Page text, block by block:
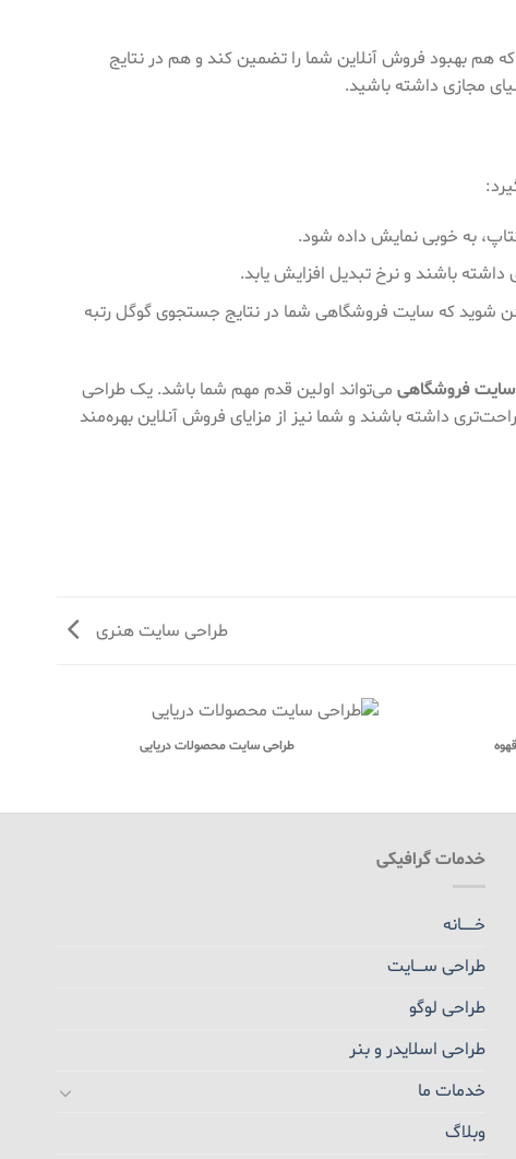
هم بهبود فروش آنلاین شما را تضمین کند و هم در نتایج
مجازی داشته باشید.
به خوبی نمایش داده شود.
باشند و نرخ تبدیل افزایش یابد.
شوید که سایت فروشگاهی شما در نتایج جستجوی گوگل رتبه
فروشگاهی می‌تواند اولین قدم مهم شما باشد. یک طراحی
داشته باشند و شما نیز از مزایای فروش آنلاین بهره‌مند
طراحی سایت هنری
طراحی سایت محصولات دریایی
خدمات گرافیکی
خــــــانه
طراحی ســــایت
طراحی لوگو
طراحی اسلایدر و بنر
خدمات ما
وبلاگ